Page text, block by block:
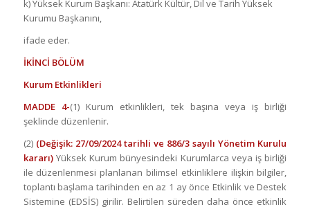
k) Yüksek Kurum Başkanı: Atatürk Kültür, Dil ve Tarih Yüksek
Kurumu Başkanını,
ifade eder.
İKİNCİ BÖLÜM
Kurum Etkinlikleri
MADDE 4-(1) Kurum etkinlikleri, tek başına veya iş birliği
şeklinde düzenlenir.
(2) (Değişik: 27/09/2024 tarihli ve 886/3 sayılı Yönetim Kurulu
kararı)Yüksek Kurum bünyesindeki Kurumlarca veya iş birliği
ile düzenlenmesi planlanan bilimsel etkinliklere ilişkin bilgiler,
toplantı başlama tarihinden en az 1 ay önce Etkinlik ve Destek
Sistemine (EDSİS) girilir. Belirtilen süreden daha önce etkinlik